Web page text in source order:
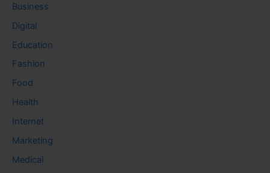
Business
Digital
Education
Fashion
Food
Health
Internet
Marketing
Medical